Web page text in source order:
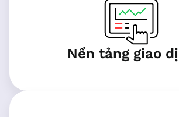
Nền tảng giao